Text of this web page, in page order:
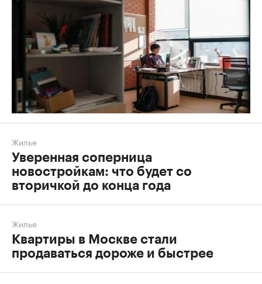
Жилье
Уверенная соперница
новостройкам: что будет со
вторичкой до конца года
Жилье
Квартиры в Москве стали
продаваться дороже и быстрее